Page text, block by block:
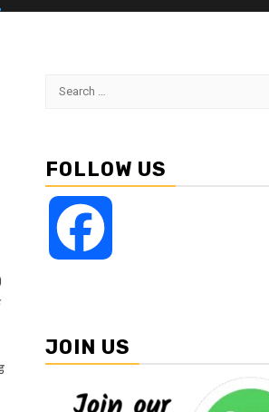
Search
FOLLOW US
JOIN US